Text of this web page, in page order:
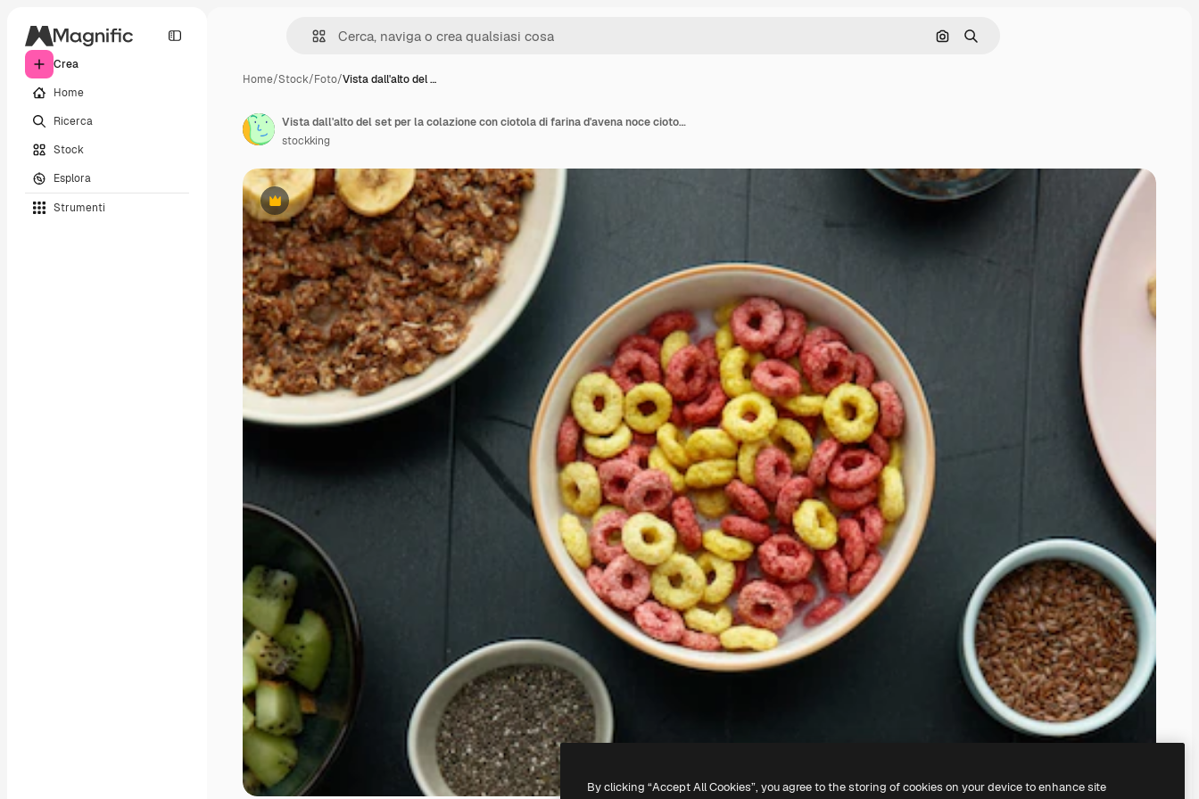
Crea
Home
Ricerca
Stock
Esplora
Strumenti
Cerca per immagine
Ricerca
Home/Stock/Foto/Vista dall'alto del …
Premium
Vista dall'alto del set per la colazione con ciotola di farina d'avena noce ciotola di cereali con latte ribes rosso semi di chia kiwi ricotta su sfondo nero
stockking
By clicking “Accept All Cookies”, you agree to the storing of cookies on your device to enhance site